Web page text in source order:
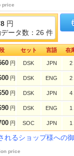
price
円
ータ数：26 件
セット 言語 在
円 DSK JPN 2
円 DSK ENG 2
円 DSK JPN 4
円 DSK ENG 1
円 SOC JPN 1
れるショップ様への
price